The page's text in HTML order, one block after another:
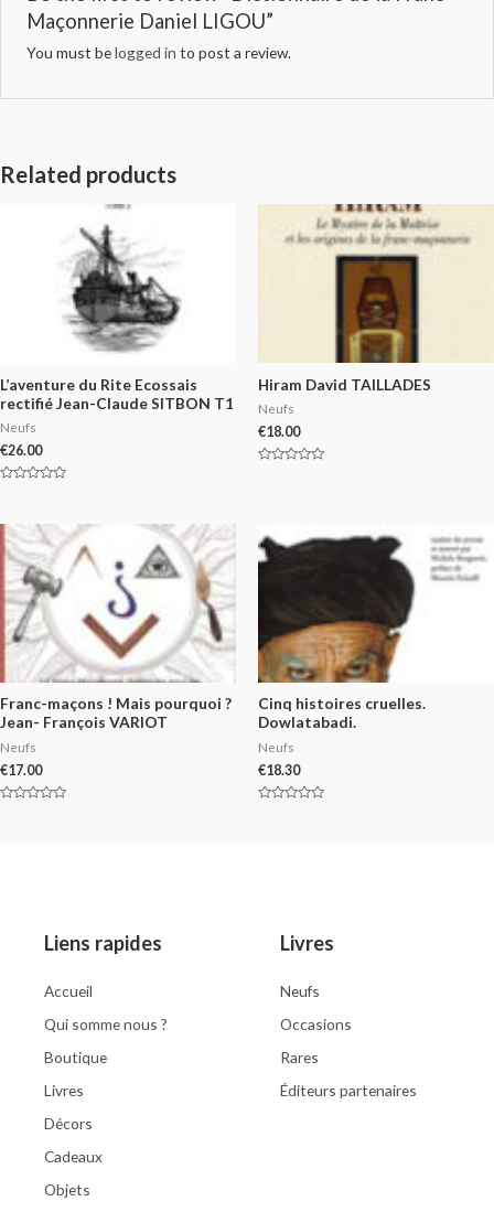
Maçonnerie Daniel LIGOU”
You must belogged in to post a review.
Related products
L’aventure du Rite Ecossais
rectifié Jean-Claude SITBON T1
Neufs
€26.00
of
5
Hiram David TAILLADES
Neufs
€18.00
Franc-maçons ! Mais pourquoi ?
Jean- François VARIOT
Neufs
€17.00
Cinq histoires cruelles.
Dowlatabadi.
Neufs
€18.30
Liens rapides
Accueil
Qui somme nous ?
Boutique
Livres
Décors
Cadeaux
Objets
Livres
Neufs
Occasions
Rares
Éditeurs partenaires